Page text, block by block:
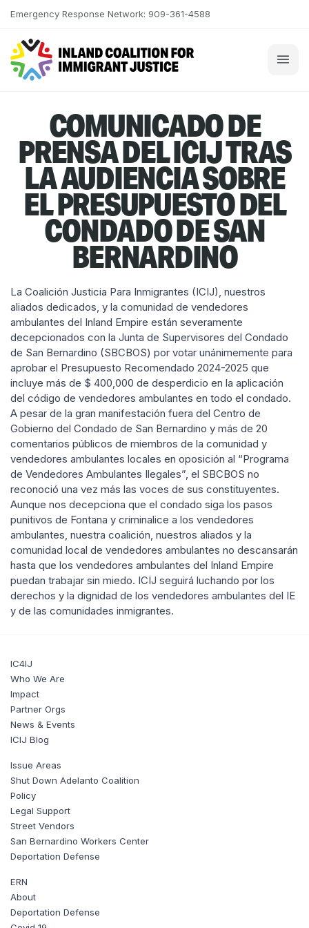
Skip to content
Emergency Response Network: 909-361-4588
COMUNICADO DE
PRENSA DEL ICIJ TRAS
LA AUDIENCIA SOBRE
EL PRESUPUESTO DEL
CONDADO DE SAN
BERNARDINO
La Coalición Justicia Para Inmigrantes (ICIJ), nuestros
aliados dedicados, y la comunidad de vendedores
ambulantes del Inland Empire están severamente
decepcionados con la Junta de Supervisores del Condado
de San Bernardino (SBCBOS) por votar unánimemente para
aprobar el Presupuesto Recomendado 2024-2025 que
incluye más de $ 400,000 de desperdicio en la aplicación
del código de vendedores ambulantes en todo el condado.
A pesar de la gran manifestación fuera del Centro de
Gobierno del Condado de San Bernardino y más de 20
comentarios públicos de miembros de la comunidad y
vendedores ambulantes locales en oposición al “Programa
de Vendedores Ambulantes Ilegales”, el SBCBOS no
reconoció una vez más las voces de sus constituyentes.
Aunque nos decepciona que el condado siga los pasos
punitivos de Fontana y criminalice a los vendedores
ambulantes, nuestra coalición, nuestros aliados y la
comunidad local de vendedores ambulantes no descansarán
hasta que los vendedores ambulantes del Inland Empire
puedan trabajar sin miedo. ICIJ seguirá luchando por los
derechos y la dignidad de los vendedores ambulantes del IE
y de las comunidades inmigrantes.
IC4IJ
Who We Are
Impact
Partner Orgs
News & Events
ICIJ Blog
Issue Areas
Shut Down Adelanto Coalition
Policy
Legal Support
Street Vendors
San Bernardino Workers Center
Deportation Defense
ERN
About
Deportation Defense